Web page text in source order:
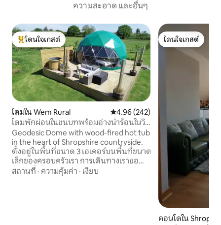
ความสะอาด และอื่นๆ
โดนใจเกสต์ที่สุด
โดนใจเกสต์
โดมใน Wem Rural คะแนนเฉลี่ย 4.96 จาก 5, 242 รีวิว
4.96 (242)
โดมพักผ่อนในชนบทพร้อมอ่างน้ำร้อนในวิก
ซอลล์
Geodesic Dome with wood-fired hot tub
in the heart of Shropshire countryside.
ตั้งอยู่ในพื้นที่ขนาด 3 เอเคอร์บนพื้นที่ขนาด
เล็กของครอบครัวเรา การเดินทางเราขอ
แนะนำให้คุณมีรถยนต์หรือจักรยาน
สถานที่ · ความคุ้มค่า · เงียบ
โดนใจเกสต์
โดนใจเกสต์
คอนโดใน